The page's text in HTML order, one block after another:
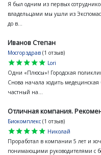
Я был одним из первых
владельцами мы ушли из
до в...
Иванов Степан
Мосгорздрав (1 отзыв)
star
star
star
star
star
Lori
Одни «Плюсы»! Городская
Снова начала ходить
частный на...
Отличная компания.
Биокомплекс (1 отзыв)
star
star
star
star
star
Николай
Проработал в компании 5 лет и
понимающими руководителями с